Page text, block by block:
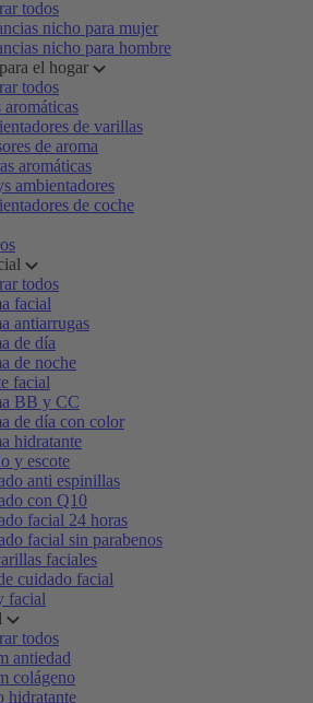
todos
nicho para mujer
nicho para hombre
el hogar
todos
aromáticas
de varillas
de aroma
aromáticas
ambientadores
de coche
todos
facial
antiarrugas
de día
de noche
facial
BB y CC
de día con color
hidratante
y escote
anti espinillas
con Q10
facial 24 horas
facial sin parabenos
faciales
cuidado facial
facial
todos
antiedad
colágeno
hidratante